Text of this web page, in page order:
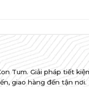
Tum. Giải pháp tiết
giao hàng đến tận